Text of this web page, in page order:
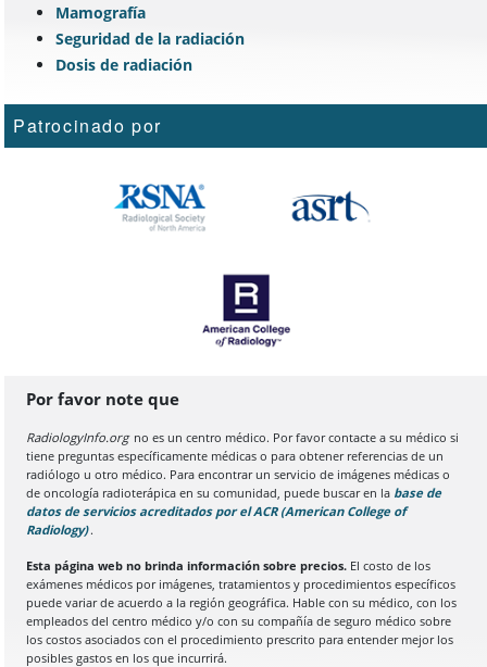
Mamografía
Seguridad de la radiación
Dosis de radiación
Patrocinado por
Por favor note que
RadiologyInfo.orgno es un centro médico. Por favor contacte a su médico si
tiene preguntas específicamente médicas o para obtener referencias de un
radiólogo u otro médico. Para encontrar un servicio de imágenes médicas o
de oncología radioterápica en su comunidad, puede buscar en la base de
datos de servicios acreditados por el ACR (American College of
Radiology)(Se abre en una nueva pestaña del navegador)
.
Esta página web no brinda información sobre precios. El costo de los
exámenes médicos por imágenes, tratamientos y procedimientos específicos
puede variar de acuerdo a la región geográfica. Hable con su médico, con los
empleados del centro médico y/o con su compañía de seguro médico sobre
los costos asociados con el procedimiento prescrito para entender mejor los
posibles gastos en los que incurrirá.